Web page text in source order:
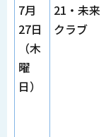
7月
27日
（木
曜
日）
21・未来
クラブ